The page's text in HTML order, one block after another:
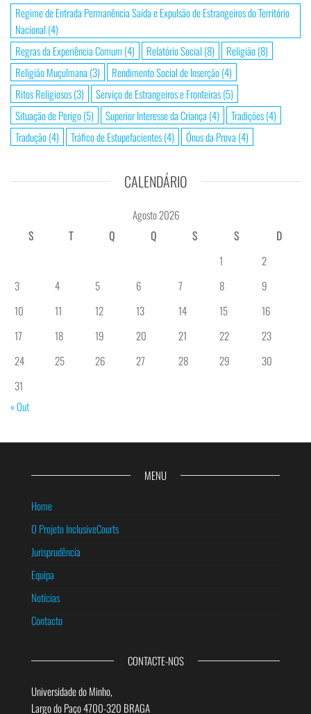
Regime de Entrada Permanência Saída e Expulsão de Estrangeiros do Território
Nacional (4)
Regras da Experiência Comum (4) Relatório Social (8) Religião(8)
Religião Muçulmana (3) Rendimento Social de Inserção(4)
Ritos Religiosos(3) Serviço de Estrangeiros e Fronteiras(5)
Situação de Perigo(5) Superior Interesse da Criança (4) Tradições(4)
Tradução(4) Tráfico de Estupefacientes(4) Ónus da Prova (4)
CALENDÁRIO
Agosto 2026
S
T Q Q S S
D
1
2
3
4 5 6 7 8
9
10
11 12 13 14 15
16
17
18 19 20 21 22
23
24
25 26 27 28 29
30
31
« Out
MENU
Home
O Projeto InclusiveCourts
Jurisprudência
Equipa
Notícias
Contacto
CONTACTE-NOS
Universidade do Minho,
Largo do Paço 4700-320 BRAGA